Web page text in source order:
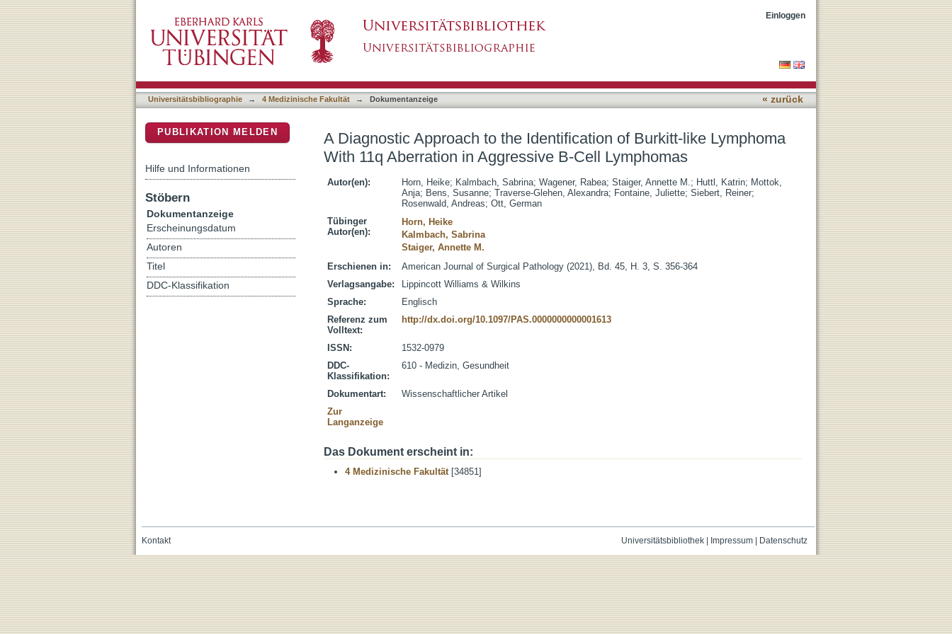
Aggressive B-Cell Lymphomas
Einloggen
Universitätsbibliographie → 4 Medizinische Fakultät → Dokumentanzeige « zurück
A Diagnostic Approach to the Identification of Burkitt-like Lymphoma
With 11q Aberration in Aggressive B-Cell Lymphomas
Autor(en): Horn, Heike; Kalmbach, Sabrina; Wagener, Rabea; Staiger, Annette M.; Huttl, Katrin; Mottok,
Anja; Bens, Susanne; Traverse-Glehen, Alexandra; Fontaine, Juliette; Siebert, Reiner;
Rosenwald, Andreas; Ott, German
Tübinger
Autor(en):
Horn, Heike
Kalmbach, Sabrina
Staiger, Annette M.
Erschienen in:
American Journal of Surgical Pathology (2021), Bd. 45, H. 3, S. 356-364
Verlagsangabe:
Lippincott Williams & Wilkins
Sprache:
Englisch
Referenz zum
Volltext:
http://dx.doi.org/10.1097/PAS.0000000000001613
ISSN:
1532-0979
DDC-
Klassifikation:
610 - Medizin, Gesundheit
Dokumentart:
Wissenschaftlicher Artikel
Zur
Langanzeige
Das Dokument erscheint in:
4 Medizinische Fakultät[34851]
PUBLIKATION MELDEN
Hilfe und Informationen
Stöbern
Dokumentanzeige
Erscheinungsdatum
Autoren
Titel
DDC-Klassifikation
Universitätsbibliothek| Impressum| Datenschutz
Kontakt